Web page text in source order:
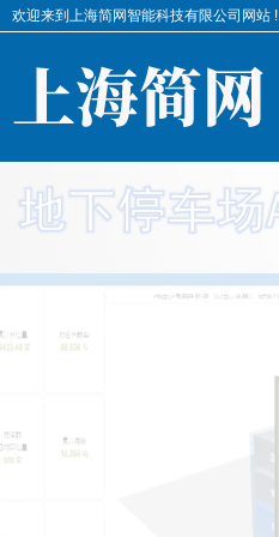
欢迎来到上海简网智能科技有限公司网站 !